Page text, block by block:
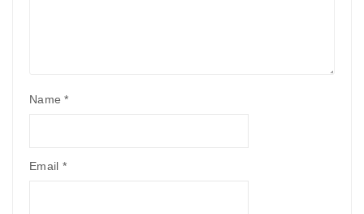
Name*
Email *